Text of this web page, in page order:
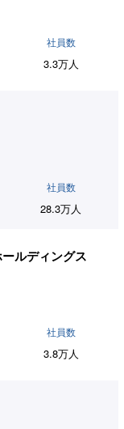
社員数
3.3万人
社員数
28.3万人
ルディングス
社員数
3.8万人